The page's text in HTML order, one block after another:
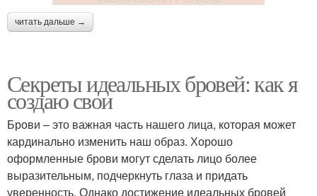
читать дальше →
Секреты идеальных бровей: как я
создаю свои
Брови – это важная часть нашего лица, которая может
кардинально изменить наш образ. Хорошо
оформленные брови могут сделать лицо более
выразительным, подчеркнуть глаза и придать
уверенность. Однако достижение идеальных бровей